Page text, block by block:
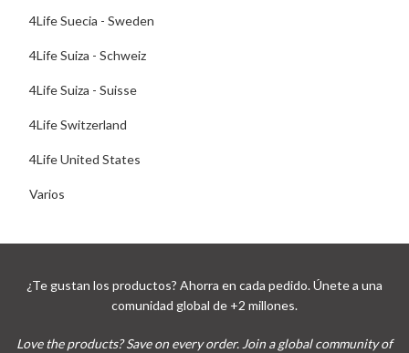
4Life Suecia - Sweden
4Life Suiza - Schweiz
4Life Suiza - Suisse
4Life Switzerland
4Life United States
Varios
¿Te gustan los productos? Ahorra en cada pedido. Únete a una
comunidad global de +2 millones.
Love the products? Save on every order. Join a global community of